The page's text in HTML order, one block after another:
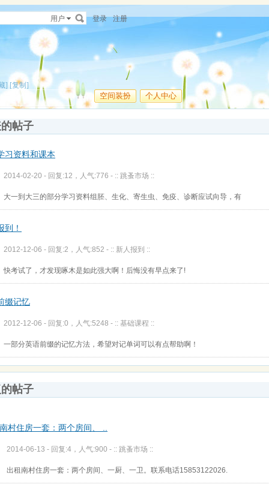
用户 登录 注册
] [复制]
空间装扮 个人中心
帖子
习资料和课本
2014-02-20 - 回复:12，人气:776 - :: 跳蚤市场 ::
大一到大三的部分学习资料组胚、生化、寄生虫、免疫、诊断应试向导，有
到！
2012-12-06 - 回复:2，人气:852 - :: 新人报到 ::
快考试了，才发现啄木是如此强大啊！后悔没有早点来了!
缀记忆
2012-12-06 - 回复:0，人气:5248 - :: 基础课程 ::
一部分英语前缀的记忆方法，希望对记单词可以有点帮助啊！
帖子
村住房一套：两个房间、 ..
2014-06-13 - 回复:4，人气:900 - :: 跳蚤市场 ::
出租南村住房一套：两个房间、一厨、一卫。联系电话15853122026.